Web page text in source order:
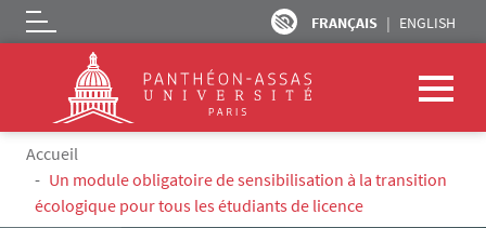
Aller au contenu principal
FRANÇAIS ENGLISH
Logo
Fil d'Ariane
Accueil
Un module obligatoire de sensibilisation à la transition
écologique pour tous les étudiants de licence